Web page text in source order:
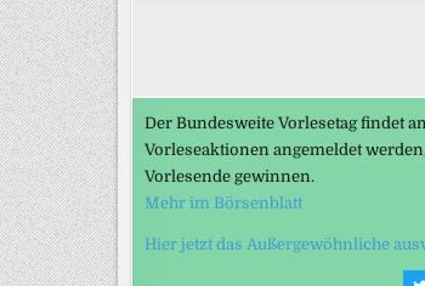
Der Bundesweite Vorlesetag findet
Vorleseaktionen angemeldet
Vorlesende gewinnen.
Mehr im Börsenblatt
Hier jetzt das Außergewöhnliche